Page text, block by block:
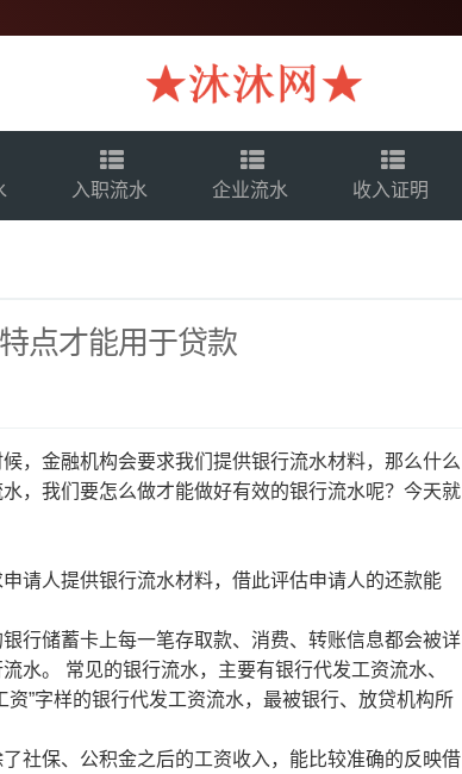
入职流水 企业流水 收入证明
点才能用于贷款
金融机构会要求我们提供银行流水材料，那么什么
，我们要怎么做才能做好有效的银行流水呢？今天就
人提供银行流水材料，借此评估申请人的还款能
储蓄卡上每一笔存取款、消费、转账信息都会被详
水。 常见的银行流水，主要有银行代发工资流水、
”字样的银行代发工资流水，最被银行、放贷机构所
保、公积金之后的工资收入，能比较准确的反映借